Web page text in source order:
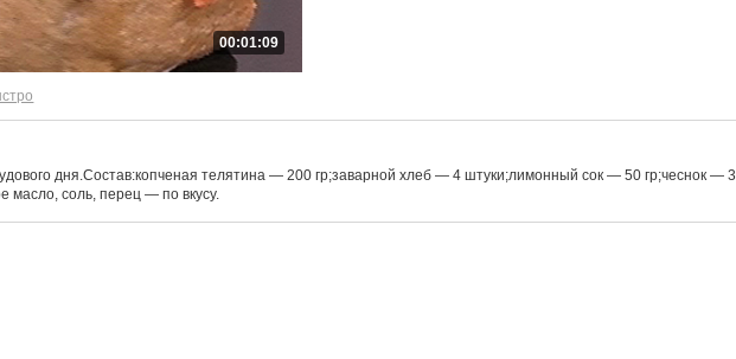
00:01:09
дня.Состав:копченая телятина — 200 гр;заварной хлеб — 4 штуки;лимонный сок — 50 гр;чеснок — 3
масло, соль, перец — по вкусу.